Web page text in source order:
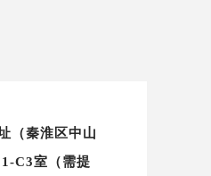
（秦淮区中山
C3室（需提